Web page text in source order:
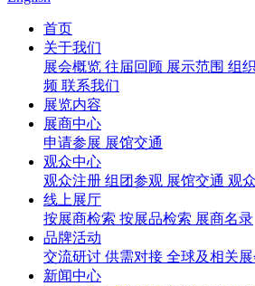
首页
关于我们
展会概览 往届回顾 展示范围 组
频 联系我们
展览内容
展商中心
申请参展 展馆交通
观众中心
观众注册 组团参观 展馆交通 观
线上展厅
按展商检索 按展品检索 展商名录
品牌活动
交流研讨 供需对接 全球及相关展
新闻中心